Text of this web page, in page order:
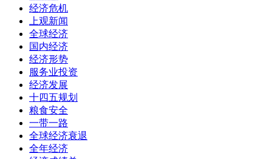
经济危机
上观新闻
全球经济
国内经济
经济形势
服务业投资
经济发展
十四五规划
粮食安全
一带一路
全球经济衰退
全年经济